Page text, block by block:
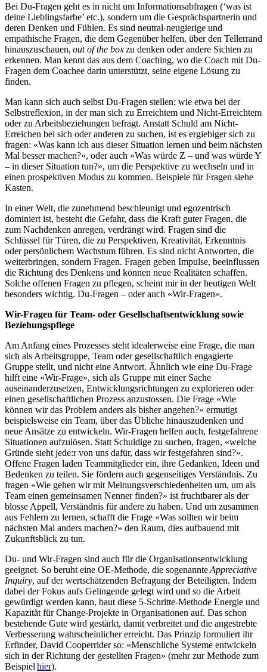
Bei Du-Fragen geht es in nicht um Informationsabfragen (‘was ist
deine Lieblingsfarbe’ etc.), sondern um die Gesprächspartnerin und
deren Denken und Fühlen. Es sind neutral-neugierige und
empathische Fragen, die dem Gegenüber helfen, über den Tellerrand
hinauszuschauen, out of the boxzu denken oder andere Sichten zu
erkennen. Man kennt das aus dem Coaching, wo die Coach mit Du-
Fragen dem Coachee darin unterstützt, seine eigene Lösung zu
finden.
Man kann sich auch selbst Du-Fragen stellen; wie etwa bei der
Selbstreflexion, in der man sich zu Erreichtem und Nicht-Erreichtem
oder zu Arbeitsbeziehungen befragt. Anstatt Schuld am Nicht-
Erreichen bei sich oder anderen zu suchen, ist es ergiebiger sich zu
fragen: «Was kann ich aus dieser Situation lernen und beim nächsten
Mal besser machen?», oder auch «Was würde Z – und was würde Y
– in dieser Situation tun?», um die Perspektive zu wechseln und in
einen prospektiven Modus zu kommen. Beispiele für Fragen siehe
Kasten.
In einer Welt, die zunehmend beschleunigt und egozentrisch
dominiert ist, besteht die Gefahr, dass die Kraft guter Fragen, die
zum Nachdenken anregen, verdrängt wird. Fragen sind die
Schlüssel für Türen, die zu Perspektiven, Kreativität, Erkenntnis
oder persönlichem Wachstum führen. Es sind nicht Antworten, die
weiterbringen, sondern Fragen. Fragen geben Impulse, beeinflussen
die Richtung des Denkens und können neue Realitäten schaffen.
Solche offenen Fragen zu pflegen, scheint mir in der heutigen Welt
besonders wichtig. Du-Fragen – oder auch «Wir-Fragen».
Wir-Fragen für Team- oder Gesellschaftsentwicklung sowie
Beziehungspflege
Am Anfang eines Prozesses steht idealerweise eine Frage, die man
sich als Arbeitsgruppe, Team oder gesellschaftlich engagierte
Gruppe stellt, und nicht eine Antwort. Ähnlich wie eine Du-Frage
hilft eine «Wir-Frage», sich als Gruppe mit einer Sache
auseinanderzusetzen, Entwicklungsrichtungen zu explorieren oder
einen gesellschaftlichen Prozess anzustossen. Die Frage «Wie
können wir das Problem anders als bisher angehen?» ermutigt
beispielsweise ein Team, über das Übliche hinauszudenken und
neue Ansätze zu entwickeln. Wir-Fragen helfen auch, festgefahrene
Situationen aufzulösen. Statt Schuldige zu suchen, fragen, «welche
Gründe sieht jede:r von uns dafür, dass wir festgefahren sind?».
Offene Fragen laden Teammitglieder ein, ihre Gedanken, Ideen und
Bedenken zu teilen. Sie fördern auch gegenseitiges Verständnis. Zu
fragen «Wie gehen wir mit Meinungsverschiedenheiten um, um als
Team einen gemeinsamen Nenner finden?» ist fruchtbarer als der
blosse Appell, Verständnis für andere zu haben. Und um zusammen
aus Fehlern zu lernen, schafft die Frage «Was sollten wir beim
nächsten Mal anders machen?» den Raum, dies aufbauend mit
Zukunftsblick zu tun.
Du- und Wir-Fragen sind auch für die Organisationsentwicklung
geeignet. So beruht eine OE-Methode, die sogenannteAppreciative
Inquiry, auf der wertschätzenden Befragung der Beteiligten. Indem
dabei der Fokus aufs Gelingende gelegt wird und so die Arbeit
gewürdigt werden kann, baut diese 5-Schritte-Methode Energie und
Kapazität für Change-Projekte in Organisationen auf. Das schon
bestehende Gute wird gestärkt, damit verbreitet und die angestrebte
Verbesserung wahrscheinlicher erreicht. Das Prinzip formuliert ihr
Erfinder, David Cooperrider so: «Menschliche Systeme entwickeln
sich in der Richtung der gestellten Fragen» (mehr zur Methode zum
Beispiel hier).